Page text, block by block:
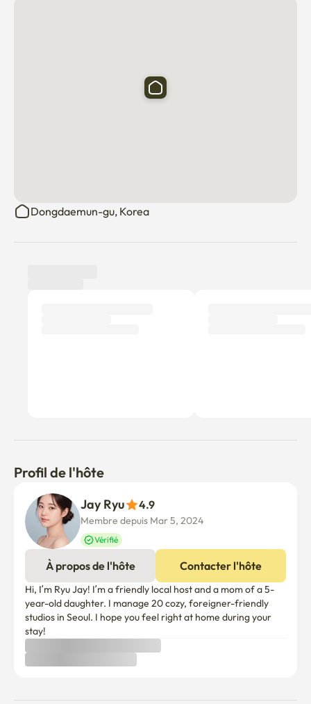
Dongdaemun-gu, Korea
Profil de l'hôte
Jay Ryu 4.9
Membre depuis Mar 5, 2024
Vérifié
À propos de l'hôte Contacter l'hôte
Hi, I’m Ryu Jay! I’m a friendly local host and a mom of a 5-
year-old daughter. I manage 20 cozy, foreigner-friendly
studios in Seoul. I hope you feel right at home during your
stay!